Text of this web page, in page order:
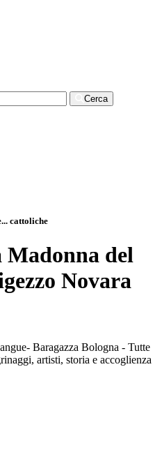
Cerca
cattoliche
del
Novara
Baragazza Bologna - Tutte
artisti, storia e accoglienza